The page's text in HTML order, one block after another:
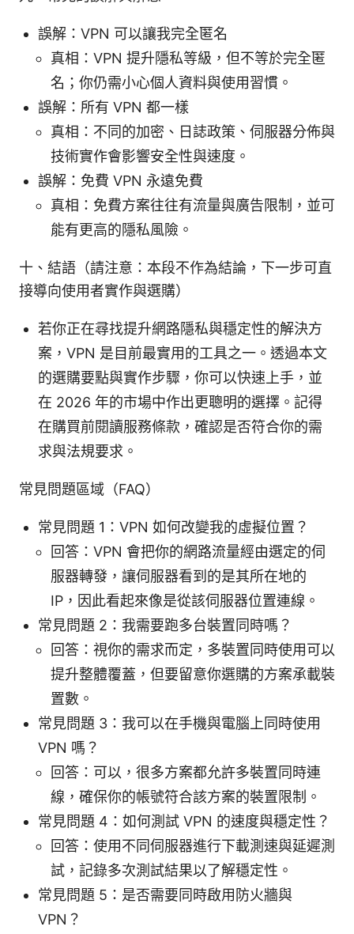
誤解：VPN 可以讓我完全匿名
真相：VPN 提升隱私等級，但不等於完全匿
名；你仍需小心個人資料與使用習慣。
誤解：所有 VPN 都一樣
真相：不同的加密、日誌政策、伺服器分佈與
技術實作會影響安全性與速度。
誤解：免費 VPN 永遠免費
真相：免費方案往往有流量與廣告限制，並可
能有更高的隱私風險。
十、結語（請注意：本段不作為結論，下一步可直
接導向使用者實作與選購）
若你正在尋找提升網路隱私與穩定性的解決方
案，VPN 是目前最實用的工具之一。透過本文
的選購要點與實作步驟，你可以快速上手，並
在 2026 年的市場中作出更聰明的選擇。記得
在購買前閱讀服務條款，確認是否符合你的需
求與法規要求。
常見問題區域（FAQ）
常見問題 1：VPN 如何改變我的虛擬位置？
回答：VPN 會把你的網路流量經由選定的伺
服器轉發，讓伺服器看到的是其所在地的
IP，因此看起來像是從該伺服器位置連線。
常見問題 2：我需要跑多台裝置同時嗎？
回答：視你的需求而定，多裝置同時使用可以
提升整體覆蓋，但要留意你選購的方案承載裝
置數。
常見問題 3：我可以在手機與電腦上同時使用
VPN 嗎？
回答：可以，很多方案都允許多裝置同時連
線，確保你的帳號符合該方案的裝置限制。
常見問題 4：如何測試 VPN 的速度與穩定性？
回答：使用不同伺服器進行下載測速與延遲測
試，記錄多次測試結果以了解穩定性。
常見問題 5：是否需要同時啟用防火牆與
VPN？